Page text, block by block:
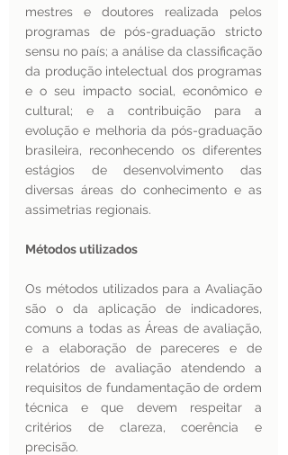
mestres e doutores realizada pelos
programas de pós-graduação stricto
sensu no país; a análise da classificação
da produção intelectual dos programas
e o seu impacto social, econômico e
cultural; e a contribuição para a
evolução e melhoria da pós-graduação
brasileira, reconhecendo os diferentes
estágios de desenvolvimento das
diversas áreas do conhecimento e as
assimetrias regionais.
Métodos utilizados
Os métodos utilizados para a Avaliação
são o da aplicação de indicadores,
comuns a todas as Áreas de avaliação,
e a elaboração de pareceres e de
relatórios de avaliação atendendo a
requisitos de fundamentação de ordem
técnica e que devem respeitar a
critérios de clareza, coerência e
precisão.